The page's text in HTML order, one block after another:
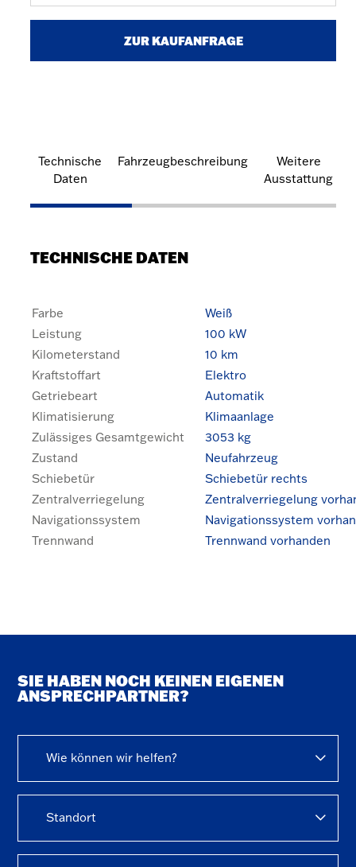
ZUR KAUFANFRAGE
Technische
Daten
Fahrzeugbeschreibung
Weitere
Ausstattung
TECHNISCHE DATEN
Farbe
Weiß
Leistung
100 kW
Kilometerstand
10 km
Kraftstoffart
Elektro
Getriebeart
Automatik
Klimatisierung
Klimaanlage
Zulässiges Gesamtgewicht
3053 kg
Zustand
Neufahrzeug
Schiebetür
Schiebetür rechts
Zentralverriegelung
Zentralverriegelung
Navigationssystem
Navigationssystem
Trennwand
Trennwand vorhanden
SIE HABEN NOCH KEINEN EIGENEN
ANSPRECHPARTNER?
Wie können wir helfen?
Standort